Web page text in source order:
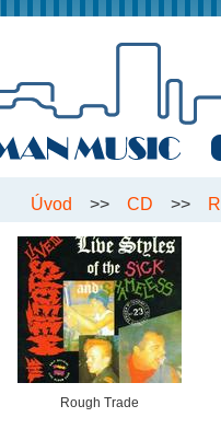
Úvod >> CD >>
Rough Trade